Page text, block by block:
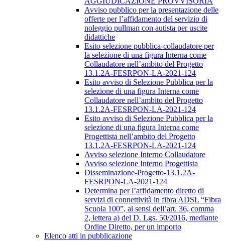
Avviso pubblico per la presentazione delle
offerte per l’affidamento del servizio di
noleggio pullman con autista per uscite
didattiche
Esito selezione pubblica-collaudatore per
la selezione di una figura Interna come
Collaudatore nell’ambito del Progetto
13.1.2A-FESRPON-LA-2021-124
Esito avviso di Selezione Pubblica per la
selezione di una figura Interna come
Collaudatore nell’ambito del Progetto
13.1.2A-FESRPON-LA-2021-124
Esito avviso di Selezione Pubblica per la
selezione di una figura Interna come
Progettista nell’ambito del Progetto
13.1.2A-FESRPON-LA-2021-124
Avviso selezione Interno Collaudatore
Avviso selezione Interno Progettista
Disseminazione-Progetto-13.1.2A-
FESRPON-LA-2021-124
Determina per l’affidamento diretto di
servizi di connettività in fibra ADSL “Fibra
Scuola 100”, ai sensi dell’art. 36, comma
2, lettera a) del D. Lgs. 50/2016, mediante
Ordine Diretto, per un importo
Elenco atti in pubblicazione